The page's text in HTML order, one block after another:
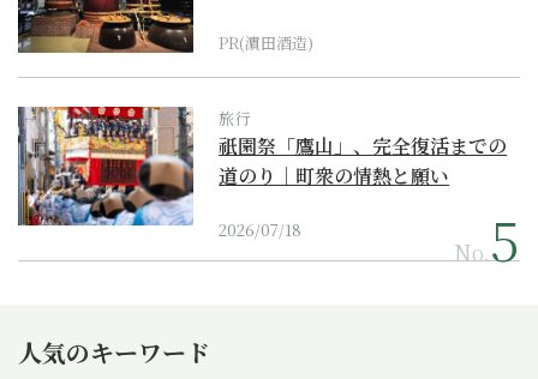
PR(濵田酒造)
旅行
祇園祭「鷹山」、完全復活までの
道のり｜町衆の情熱と願い
2026/07/18
No.
人気のキーワード